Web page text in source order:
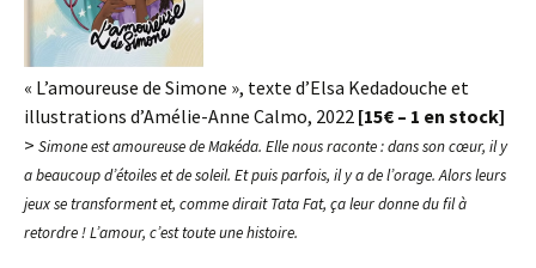
« L’amoureuse de Simone », texte d’Elsa Kedadouche et
illustrations d’Amélie-Anne Calmo, 2022 [15€ – 1 en stock]
> Simone est amoureuse de Makéda. Elle nous raconte : dans son cœur, il y
a beaucoup d’étoiles et de soleil. Et puis parfois, il y a de l’orage. Alors leurs
jeux se transforment et, comme dirait Tata Fat, ça leur donne du fil à
retordre ! L’amour, c’est toute une histoire.